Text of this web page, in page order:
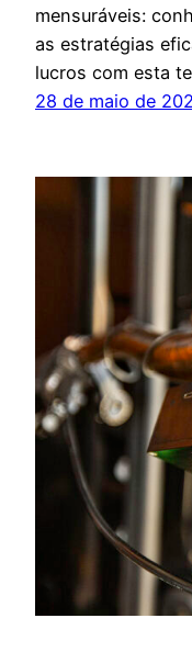
mensuráveis:
as estratégias
lucros com esta
28 de maio de